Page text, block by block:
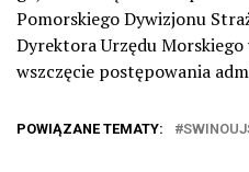
Pomorskiego Dywizjonu
Dyrektora Urzędu
wszczęcie postępowania
POWIĄZANE TEMATY: